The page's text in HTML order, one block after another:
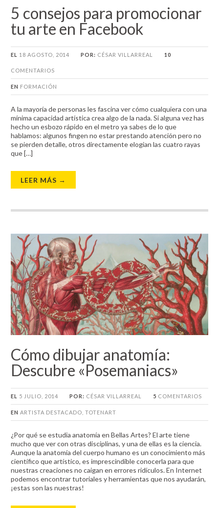
5 consejos para promocionar
tu arte en Facebook
EL 18 AGOSTO, 2014 POR: CÉSAR VILLARREAL 10
COMENTARIOS
EN FORMACIÓN
A la mayoría de personas les fascina ver cómo cualquiera con una
mínima capacidad artística crea algo de la nada. Si alguna vez has
hecho un esbozo rápido en el metro ya sabes de lo que
hablamos: algunos fingen no estar prestando atención pero no
se pierden detalle, otros directamente elogian las cuatro rayas
que […]
LEER MÁS →
Cómo dibujar anatomía:
Descubre «Posemaniacs»
EL 5 JULIO, 2014 POR: CÉSAR VILLARREAL 5 COMENTARIOS
EN ARTISTA DESTACADO ,TOTENART
¿Por qué se estudia anatomía en Bellas Artes? El arte tiene
mucho que ver con otras disciplinas, y una de ellas es la ciencia.
Aunque la anatomía del cuerpo humano es un conocimiento más
científico que artístico, es imprescindible conocerla para que
nuestras creaciones no caigan en errores ridículos. En Internet
podemos encontrar tutoriales y herramientas que nos ayudarán,
¡estas son las nuestras!